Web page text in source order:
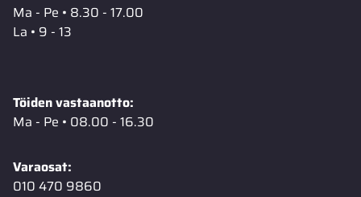
Ma - Pe • 8.30 - 17.00
La • 9 - 13
Töiden vastaanotto:
Ma - Pe • 08.00 - 16.30
Varaosat:
010 470 9860